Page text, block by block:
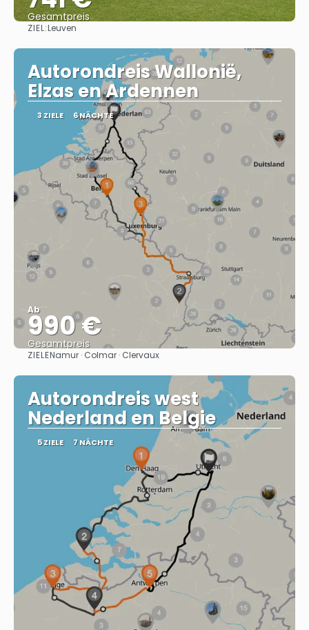
Gesamtpreis
ZIEL:Leuven
Autorondreis Wallonië,
Elzas en Ardennen
3 ZIELE 6 NÄCHTE
Ab
990 €
Gesamtpreis
Sehen
ZIELENamur · Colmar · Clervaux
Autorondreis west
Nederland en Belgie
5 ZIELE 7 NÄCHTE